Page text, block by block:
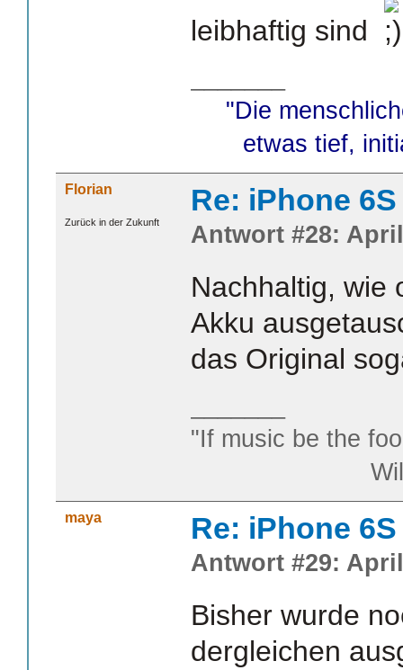
leibhaftig sind
"Die
etwas tief,
Florian
Zurück in der Zukunft
Re: iPhone
Antwort #28:
Nachhaltig, wie
Akku
das Original
"If music be the
William
maya Re: iPhone
Antwort #29:
Bisher wurde
dergleichen